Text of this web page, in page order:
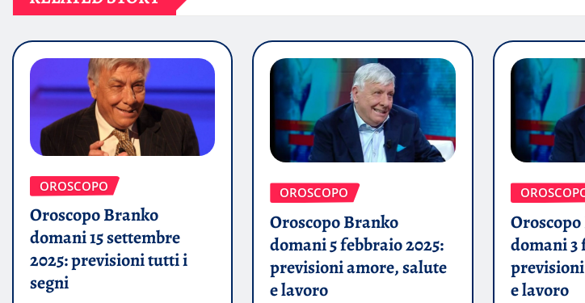
OROSCOPO
Oroscopo Branko
domani 15 settembre
2025: previsioni tutti i
segni
OROSCOPO
Oroscopo Branko
domani 5 febbraio 2025:
previsioni amore, salute
e lavoro
domani 3
e lavoro